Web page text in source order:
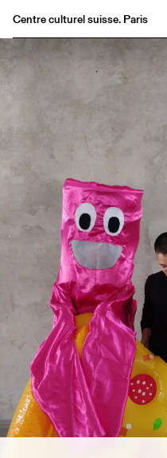
Centre culturel suisse. Paris
Agenda
Publications
/ EN